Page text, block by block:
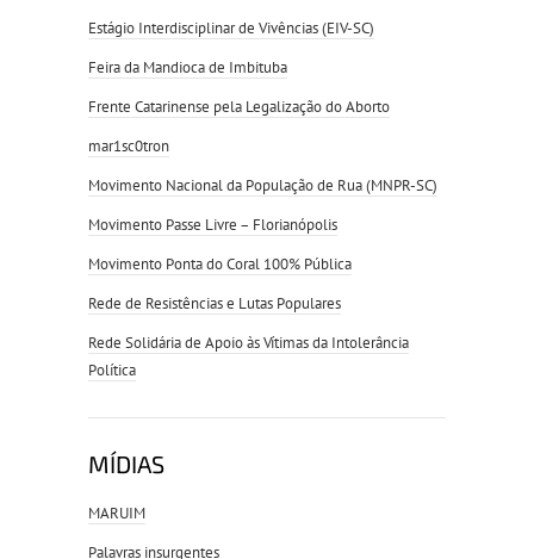
Estágio Interdisciplinar de Vivências (EIV-SC)
Feira da Mandioca de Imbituba
Frente Catarinense pela Legalização do Aborto
mar1sc0tron
Movimento Nacional da População de Rua (MNPR-SC)
Movimento Passe Livre – Florianópolis
Movimento Ponta do Coral 100% Pública
Rede de Resistências e Lutas Populares
Rede Solidária de Apoio às Vítimas da Intolerância
Política
MÍDIAS
MARUIM
Palavras insurgentes